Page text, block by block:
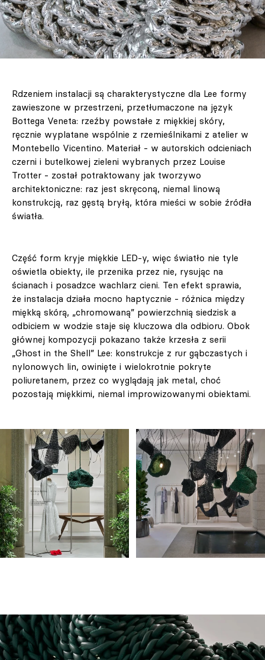
Rdzeniem instalacji są charakterystyczne dla Lee formy
zawieszone w przestrzeni, przetłumaczone na język
Bottega Veneta: rzeźby powstałe z miękkiej skóry,
ręcznie wyplatane wspólnie z rzemieślnikami z atelier w
Montebello Vicentino. Materiał - w autorskich odcieniach
czerni i butelkowej zieleni wybranych przez Louise
Trotter - został potraktowany jak tworzywo
architektoniczne: raz jest skręconą, niemal linową
konstrukcją, raz gęstą bryłą, która mieści w sobie źródła
światła.
Część form kryje miękkie LED‑y, więc światło nie tyle
oświetla obiekty, ile przenika przez nie, rysując na
ścianach i posadzce wachlarz cieni. Ten efekt sprawia,
że instalacja działa mocno haptycznie - różnica między
miękką skórą, „chromowaną” powierzchnią siedzisk a
odbiciem w wodzie staje się kluczowa dla odbioru. Obok
głównej kompozycji pokazano także krzesła z serii
„Ghost in the Shell” Lee: konstrukcje z rur gąbczastych i
nylonowych lin, owinięte i wielokrotnie pokryte
poliuretanem, przez co wyglądają jak metal, choć
pozostają miękkimi, niemal improwizowanymi obiektami.